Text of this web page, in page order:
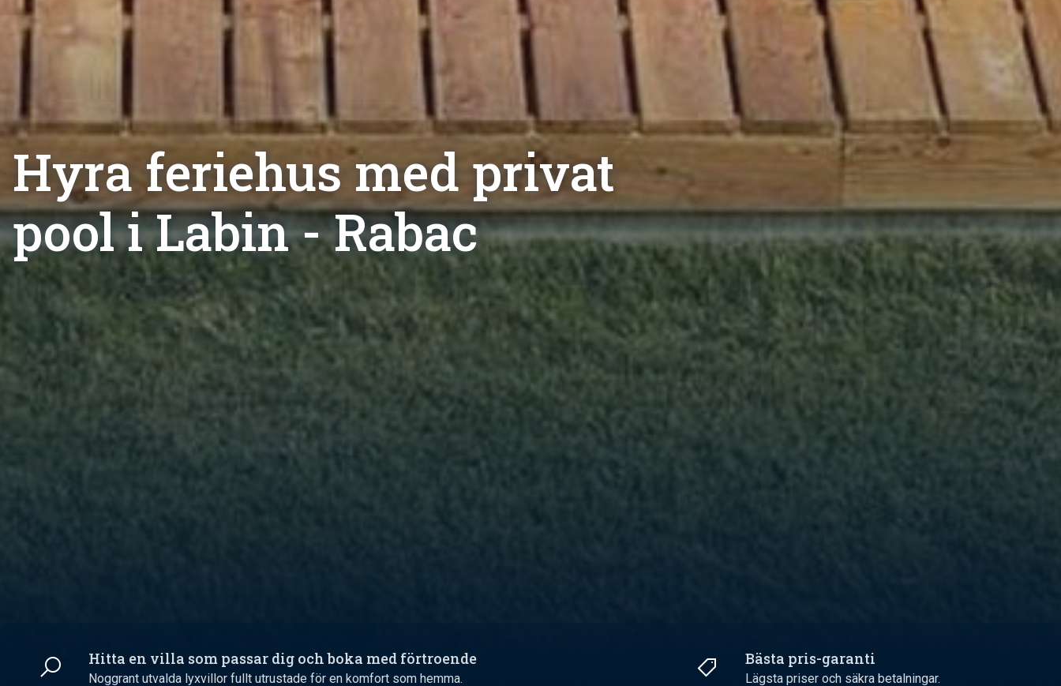
Hyra feriehus med privat
pool i Labin - Rabac
Hitta en villa som passar dig och boka med förtroende
Noggrant utvalda lyxvillor fullt utrustade för en komfort som hemma.
Bästa pris-garanti
Lägsta priser och säkra betalningar.